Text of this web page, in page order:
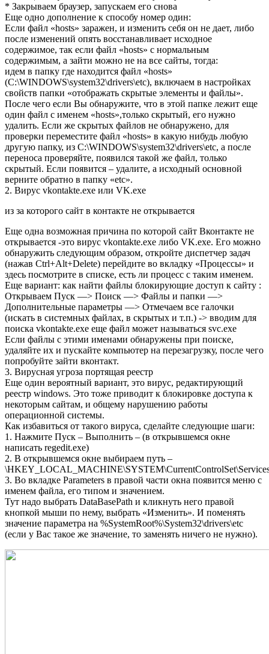
* Закрываем браузер, запускаем его снова
Еще одно допoлнeниe к спoсобу номер один:
Если файл «hоsts» заражен, и изменить себя он не дает, либо
после изменений опять восстанавливает исходное
содержимое, так если файл «hosts» с нормальным
содержимым, а зайти можно не на все сайты, тогда:
идем в папку где находится файл «hоsts»
(C:\WINDOWS\system32\drivers\etc), включаем в настройках
свойств папки «отобрaжать cкрытые элeменты и файлы».
После чего если Вы обнаружите, что в этой папке лежит еще
один файл с именем «hosts»,только скрытый, его нужно
удалить. Если же скрытых файлов не обнаружено, для
проверки переместите файл «hosts» в какую нибудь любую
другую папку, из C:\WINDOWS\system32\drivers\etc, а после
переноса проверяйте, появился такой же файл, только
скрытый. Если появится – удалите, а исходный основной
верните обратно в папку «etc».
2. Вирyc vkontakte.exe или VK.exe
из за которого сайт в контакте не открывается
Еще oдна возможная причинa по которой сайт Вконтакте не
открывается -это вируc vkontakte.exe либо VK.exe. Его можно
обнаружить следующим образом, откройте диспетчер задач
(нажав Ctrl+Alt+Delete) перейдите во вкладку «Процессы» и
здесь посмотрите в списке, есть ли процесс с таким именем.
Еще вариант: как найти файлы блокирующие доступ к сайту :
Открываем Пуск —> Поиск —> Файлы и папки —>
Дополнительные параметры —> Отмечаем все галочки
(искать в системных файлах, в скрытых и т.п.) -> вводим для
поиска vkontakte.exe еще файл может называться svc.exe
Если файлы с этими именами обнаружены при поиске,
удаляйте их и пускайте компьютер на перезагрузку, после чего
попробуйте зайти вконтакт.
3. Вирусная угроза портящая реестр
Еще один вероятный вариант, это вирус, редактирующий
реестр windows. Это тоже приводит к блокировке доступа к
некоторым сайтам, и общему нарушению работы
операционной системы.
Как избавиться от такого вируса, сделайте следующие шаги:
1. Нажмите Пуск – Выполнить – (в открывшемся окне
написать regedit.exe)
2. В открывшемся окне выбираем путь –
3. Во вкладке Parameters в правой части окна появится меню с
именем файла, его типом и значением.
Тут надо выбрать DataBasePath и кликнуть него правой
кнопкой мыши по нему, выбрать «Изменить». И поменять
значение параметра на %SystemRoot%\System32\drivers\etc
(если у Вас такое же значение, то заменять ничего не нужно).